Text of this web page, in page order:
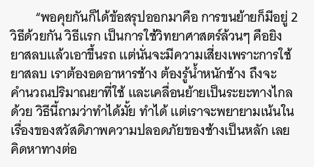
“พอคุยกันก็ได้ข้อสรุปออกมาคือ การขนย้ายก็มีอยู่ 2
วิธีด้วยกันวิธีแรก เป็นการใช้วิทยาศาสตร์ล้วนๆ คือยิง
ยาสลบแล้วเอาขึ้นรถ แต่นั่นจะมีความเสี่ยงเพราะการใช้
ยาสลบ เราต้องอดอาหารช้าง ต้องรู้น้ำหนักช้าง ถึงจะ
คำนวณปริมาณยาที่ใช้ และเคลื่อนย้ายเป็นระยะทางไกล
ด้วยวิธีนี้ถามว่าทำได้มั้ย ทำได้ แต่เราจะพยายามเน้นใน
เรื่องของสวัสดิภาพความปลอดภัยของช้างเป็นหลัก เลย
คิดหาทางต่อ